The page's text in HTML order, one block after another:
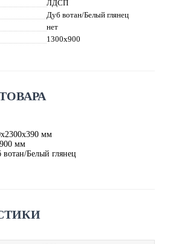
ЛДСП
Дуб вотан/Белый глянец
нет
1300х900
мм
мм
Белый глянец